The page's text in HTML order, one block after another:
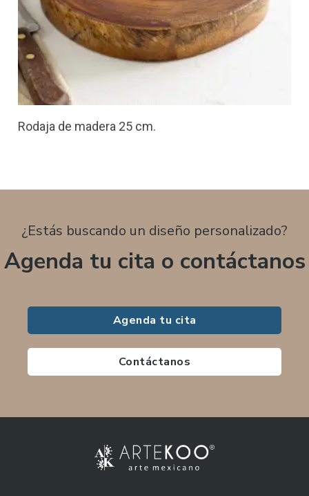
Rodaja de madera 25 cm.
¿Estás buscando un diseño personalizado?
Agenda tu cita o contáctanos
Agenda tu cita
Contáctanos